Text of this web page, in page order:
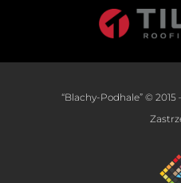
“Blachy-Podhale” © 2015